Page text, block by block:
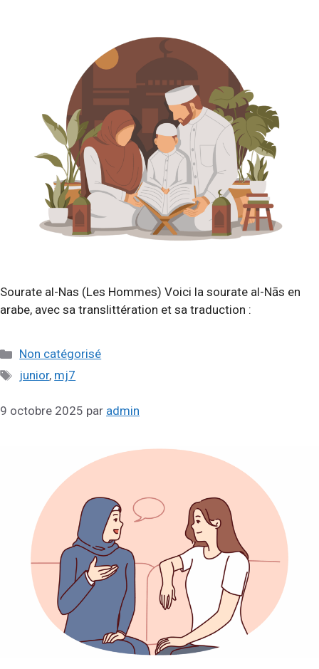
Sourate al-Nas (Les Hommes) Voici la sourate al-Nās en
arabe, avec sa translittération et sa traduction :
Catégories
Non catégorisé
Étiquettes
junior, mj7
9 octobre 2025 par admin